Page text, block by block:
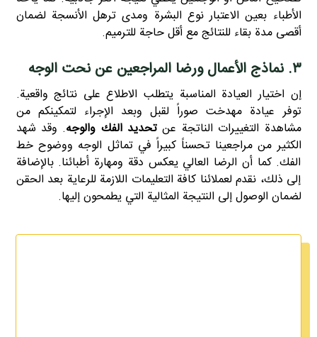
الأطباء بعين الاعتبار نوع البشرة ومدى ترهل الأنسجة لضمان
أقصى مدة بقاء للنتائج مع أقل حاجة للترميم.
۳. نماذج الأعمال ورضا المراجعين عن نحت الوجه
إن اختيار العيادة المناسبة يتطلب الاطلاع على نتائج واقعية.
توفر عيادة مهدخت صوراً لقبل وبعد الإجراء لتمكينكم من
مشاهدة التغييرات الناتجة عن تحديد الفك والوجه. وقد شهد
الكثير من مراجعينا تحسناً كبيراً في تماثل الوجه ووضوح خط
الفك. كما أن الرضا العالي يعكس دقة ومهارة أطبائنا. بالإضافة
إلى ذلك، نقدم لعملائنا كافة التعليمات اللازمة للرعاية بعد الحقن
لضمان الوصول إلى النتيجة المثالية التي يطمحون إليها.